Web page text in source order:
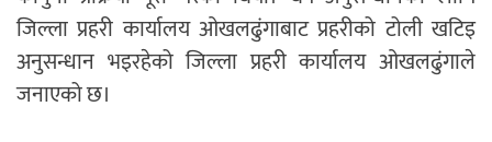
जिल्ला प्रहरी कार्यालय ओखलढुंगाबाट प्रहरीको टोली खटिइ
अनुसन्धान भइरहेको जिल्ला प्रहरी कार्यालय ओखलढुंगाले
जनाएको छ।